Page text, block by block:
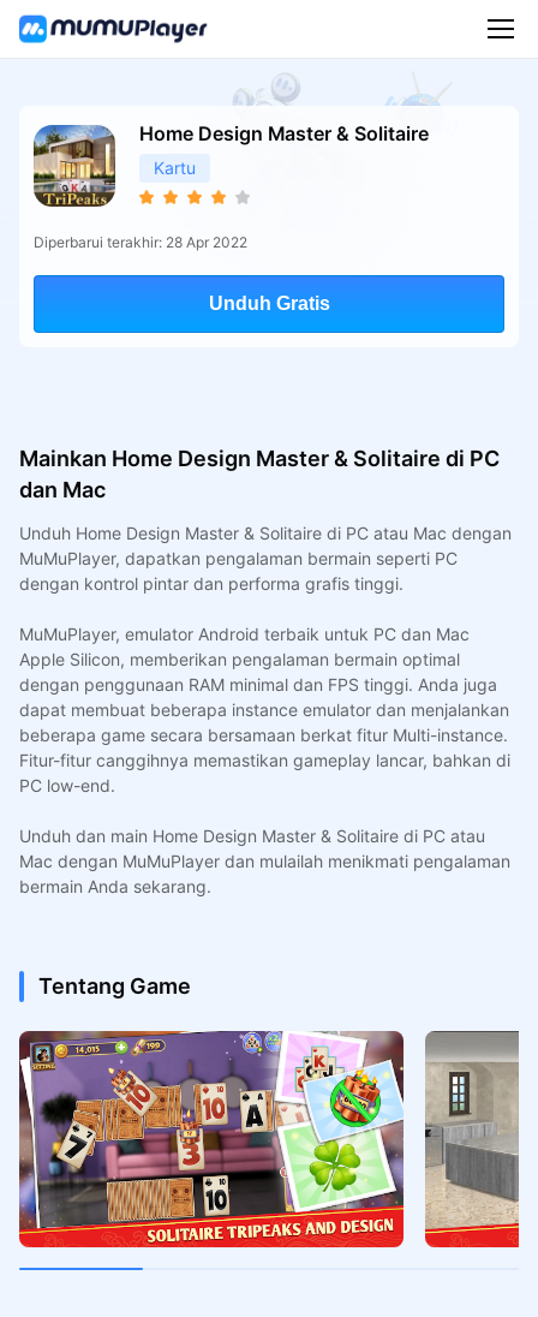
Home Design Master & Solitaire
Kartu
Diperbarui terakhir: 28 Apr 2022
Unduh Gratis
Mainkan Home Design Master & Solitaire di PC
dan Mac
Unduh Home Design Master & Solitaire di PC atau Mac dengan
MuMuPlayer, dapatkan pengalaman bermain seperti PC
dengan kontrol pintar dan performa grafis tinggi.
MuMuPlayer, emulator Android terbaik untuk PC dan Mac
Apple Silicon, memberikan pengalaman bermain optimal
dengan penggunaan RAM minimal dan FPS tinggi. Anda juga
dapat membuat beberapa instance emulator dan menjalankan
beberapa game secara bersamaan berkat fitur Multi-instance.
Fitur-fitur canggihnya memastikan gameplay lancar, bahkan di
PC low-end.
Unduh dan main Home Design Master & Solitaire di PC atau
Mac dengan MuMuPlayer dan mulailah menikmati pengalaman
bermain Anda sekarang.
Tentang Game